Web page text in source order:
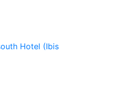
Hotel (Ibis